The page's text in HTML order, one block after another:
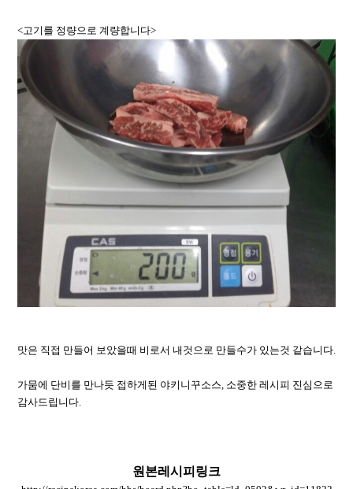
<고기를 정량으로 계량합니다>
맛은 직접 만들어 보았을때 비로서 내것으로 만들수가 있는것 같습니다.
가뭄에 단비를 만나듯 접하게된 야키니꾸소스, 소중한 레시피 진심으로
감사드립니다.
원본레시피링크